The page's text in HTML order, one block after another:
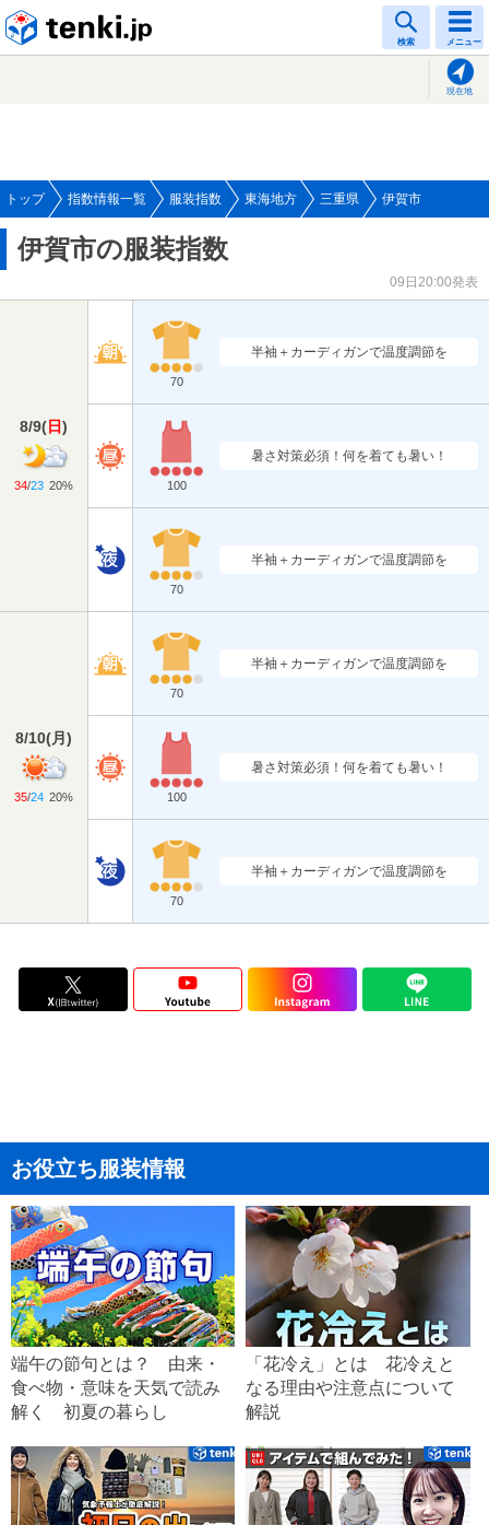
検索 メニュー
現在地
トップ 指数情報一覧 服装指数 東海地方 三重県 伊賀市
伊賀市の服装指数
09日20:00発表
8/9(日)
34/23 20%
70
半袖＋カーディガンで温度調節を
100
暑さ対策必須！何を着ても暑い！
70
半袖＋カーディガンで温度調節を
8/10(月 )
35/24 20%
70
半袖＋カーディガンで温度調節を
100
暑さ対策必須！何を着ても暑い！
70
半袖＋カーディガンで温度調節を
お役立ち服装情報
端午の節句とは？ 由来・
食べ物・意味を天気で読み
解く 初夏の暮らし
「花冷え」とは 花冷えと
なる理由や注意点について
解説